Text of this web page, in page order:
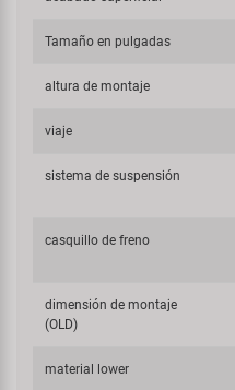
Tamaño en pulgadas
altura de montaje
viaje
sistema de suspensión
casquillo de freno
dimensión de montaje
(OLD)
material lower